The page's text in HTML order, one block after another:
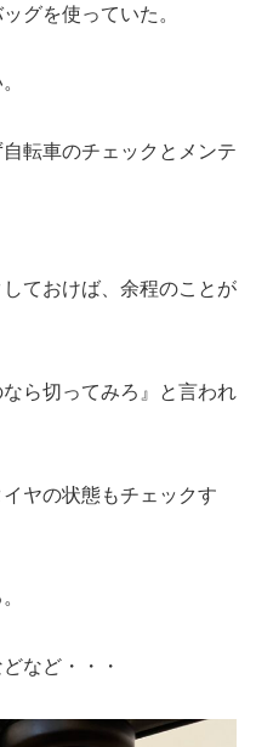
グを使っていた。
転車のチェックとメンテ
ておけば、余程のことが
ら切ってみろ』と言われ
ヤの状態もチェックす
など・・・